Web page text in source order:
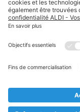
Textes marqués d'un
* Nous vendons ces
au cas où, malgré le
prématurément en
** Sur ce site,